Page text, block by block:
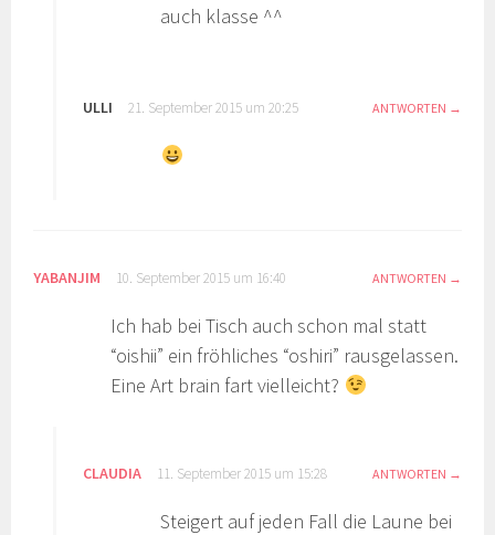
auch klasse ^^
ULLI 21. September 2015 um 20:25 ANTWORTEN
YABANJIM 10. September 2015 um 16:40 ANTWORTEN
Ich hab bei Tisch auch schon mal statt
“oishii” ein fröhliches “oshiri” rausgelassen.
Eine Art brain fart vielleicht?
CLAUDIA 11. September 2015 um 15:28 ANTWORTEN
Steigert auf jeden Fall die Laune bei